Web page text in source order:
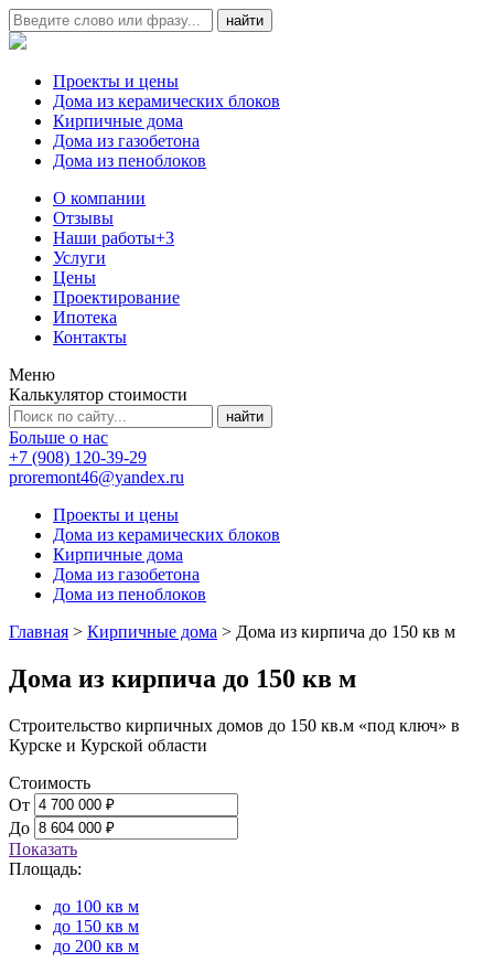
Проекты и цены
Дома из керамических блоков
Кирпичные дома
Дома из газобетона
Дома из пеноблоков
О компании
Отзывы
Наши работы+3
Услуги
Цены
Проектирование
Ипотека
Контакты
Меню
Калькулятор стоимости
Больше о нас
+7 (908) 120-39-29
proremont46@yandex.ru
Проекты и цены
Дома из керамических блоков
Кирпичные дома
Дома из газобетона
Дома из пеноблоков
Главная > Кирпичные дома > Дома из кирпича до 150 кв м
Дома из кирпича до 150 кв м
Строительство кирпичных домов до 150 кв.м «под ключ» в
Курске и Курской области
Стоимость
От
До
Показать
Площадь:
до 100 кв м
до 150 кв м
до 200 кв м